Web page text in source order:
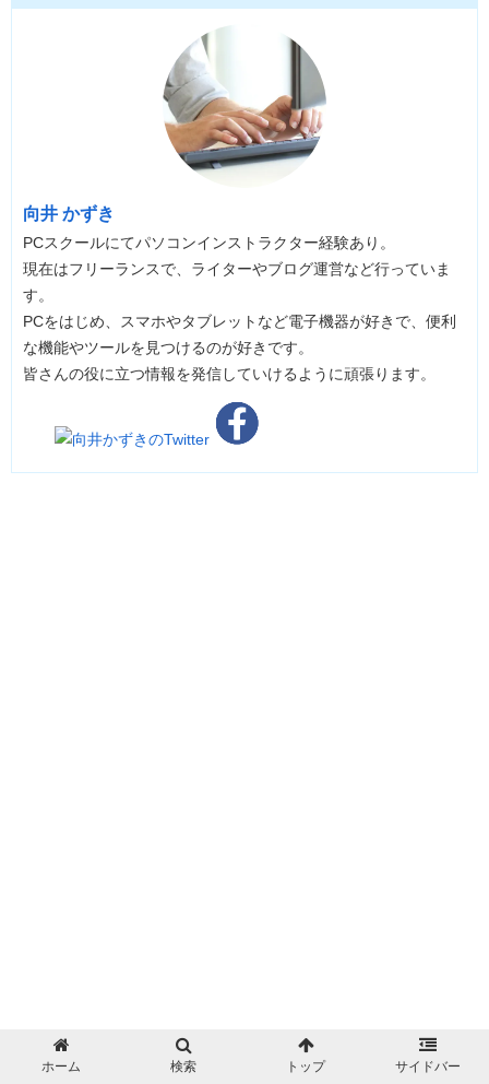
向井 かずき
PCスクールにてパソコンインストラクター経験あり。
現在はフリーランスで、ライターやブログ運営など行っていま
す。
PCをはじめ、スマホやタブレットなど電子機器が好きで、便利
な機能やツールを見つけるのが好きです。
皆さんの役に立つ情報を発信していけるように頑張ります。
エクセル
ホーム
検索 トップ サイドバー